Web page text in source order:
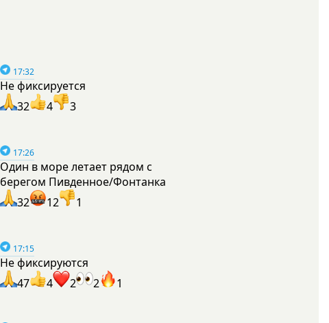
17:32
Не фиксируется
32
4 3
17:26
Один в море летает рядом с
берегом Пивденное/Фонтанка
32
12 1
17:15
Не фиксируются
47
4 2 2 1